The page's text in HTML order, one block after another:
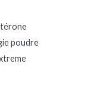
poudre